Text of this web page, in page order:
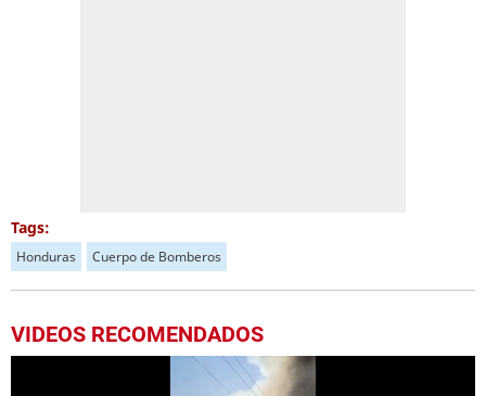
Tags:
Honduras Cuerpo de Bomberos
VIDEOS RECOMENDADOS